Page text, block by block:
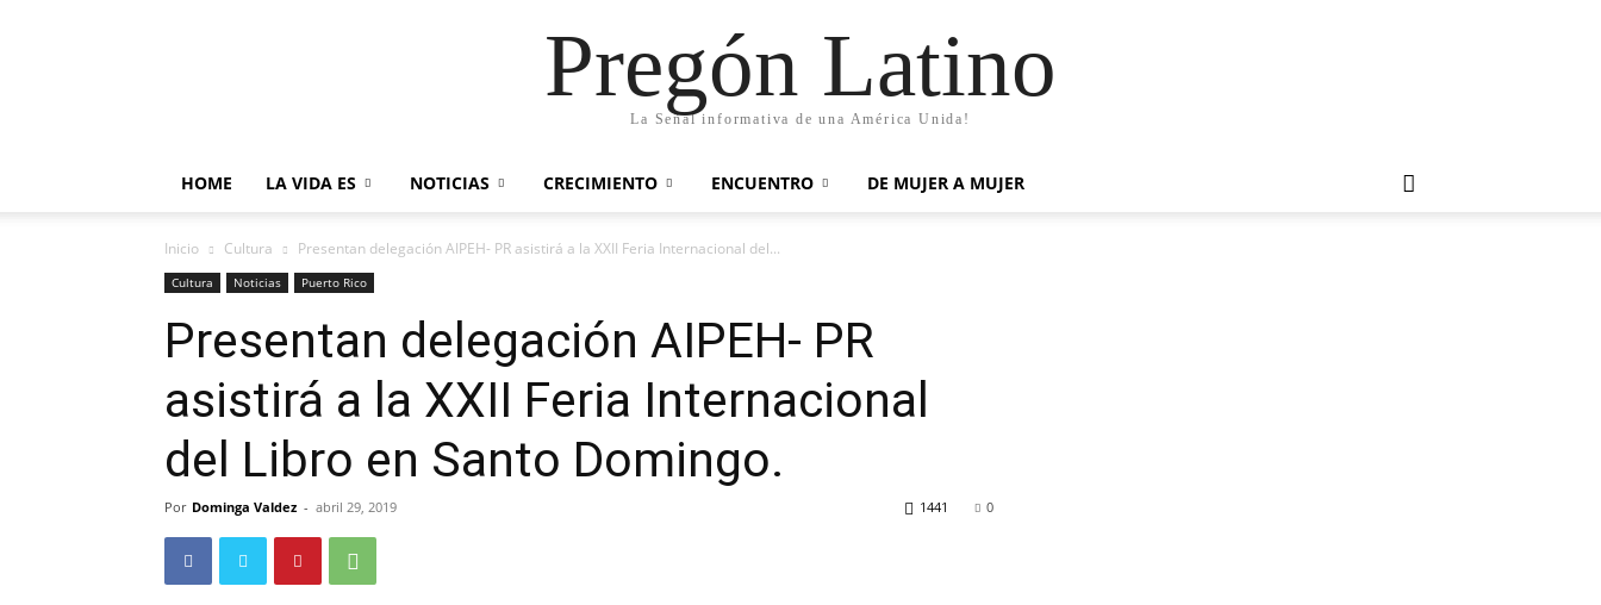
Pregón Latino
La Señal informativa de una América Unida!
HOME LA VIDA ES NOTICIAS CRECIMIENTO ENCUENTRO DE MUJER A MUJER
Inicio Cultura Presentan delegación AIPEH- PR asistirá a la XXII Feria Internacional del...
Cultura Noticias Puerto Rico
Presentan delegación AIPEH- PR
asistirá a la XXII Feria Internacional
del Libro en Santo Domingo.
Por Dominga Valdez - abril 29, 2019 0
1441